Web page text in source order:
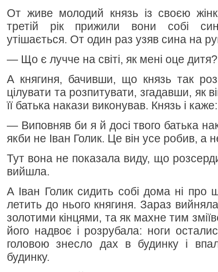
От живе молодий князь із своєю
третій рік прижили вони собі
утішається. От один раз узяв сина на
— Що є лучче на світі, як мені оце дитя?
А княгиня, бачивши, що князь так
цілувати та розпитувати, згадавши, як
її батька накази виконував. Князь і каже:
— Виповняв би я й досі твого батька
якби не Іван Голик. Це він усе робив, а
Тут вона не показала виду, що
вийшла.
А Іван Голик сидить собі дома ні
летить до нього княгиня. Зараз
золотими кінцями, та як махне тим
його надвоє і розрубала: ноги
головою знесло дах в будинку і
будинку.